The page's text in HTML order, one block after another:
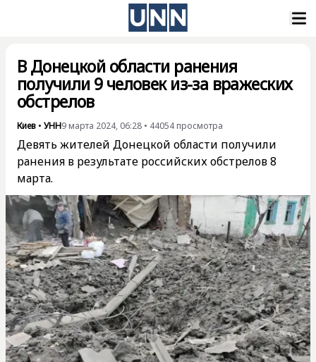
В Донецкой области ранения
получили 9 человек из-за вражеских
обстрелов
Киев • УНН9 марта 2024, 06:28 • 44054 просмотра
Девять жителей Донецкой области получили
ранения в результате российских обстрелов 8
марта.